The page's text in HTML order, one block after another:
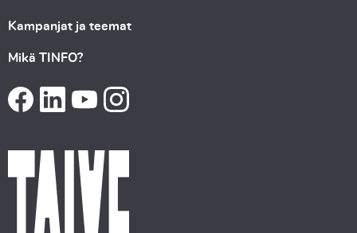
Kampanjat ja teemat
Mikä TINFO?